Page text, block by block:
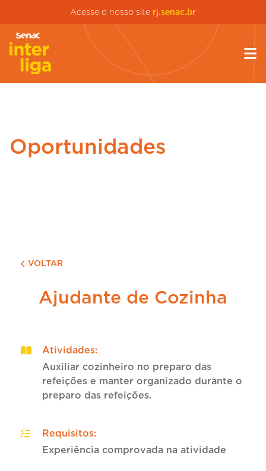
Acesse o nosso site rj.senac.br
Oportunidades
VOLTAR
Ajudante de Cozinha
Atividades:
Auxiliar cozinheiro no preparo das
refeições e manter organizado durante o
preparo das refeições.
Requisitos:
Experiência comprovada na atividade